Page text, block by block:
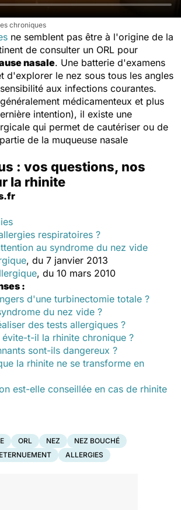
chroniques
ne semblent pas être à l'origine de la
de consulter un ORL pour
nasale. Une batterie d'examens
d'explorer le nez sous tous les angles
aux infections courantes.
médicamenteux et plus
intention), il existe une
qui permet de cautériser ou de
de la muqueuse nasale
: vos questions, nos
la rhinite
respiratoires ?
au syndrome du nez vide
, du 7 janvier 2013
, du 10 mars 2010
:
d'une turbinectomie totale ?
du nez vide ?
des tests allergiques ?
t-il la rhinite chronique ?
sont-ils dangereux ?
la rhinite ne se transforme en
est-elle conseillée en cas de rhinite
ORL NEZ
NEZ BOUCHÉ
ETERNUEMENT ALLERGIES